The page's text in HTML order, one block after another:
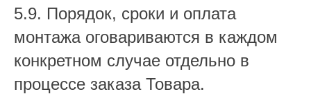
5.9. Порядок, сроки и оплата
монтажа оговариваются в каждом
конкретном случае отдельно в
процессе заказа Товара.